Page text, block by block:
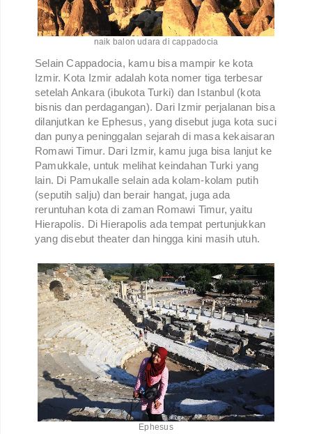
naik balon udara di cappadocia
Selain Cappadocia, kamu bisa mampir ke kota
Izmir. Kota Izmir adalah kota nomer tiga terbesar
setelah Ankara (ibukota Turki) dan Istanbul (kota
bisnis dan perdagangan). Dari Izmir perjalanan bisa
dilanjutkan ke Ephesus, yang disebut juga kota suci
dan punya peninggalan sejarah di masa kekaisaran
Romawi Timur. Dari Izmir, kamu juga bisa lanjut ke
Pamukkale, untuk melihat keindahan Turki yang
lain. Di Pamukalle selain ada kolam-kolam putih
(seputih salju) dan berair hangat, juga ada
reruntuhan kota di zaman Romawi Timur, yaitu
Hierapolis. Di Hierapolis ada tempat pertunjukkan
yang disebut theater dan hingga kini masih utuh.
Ephesus